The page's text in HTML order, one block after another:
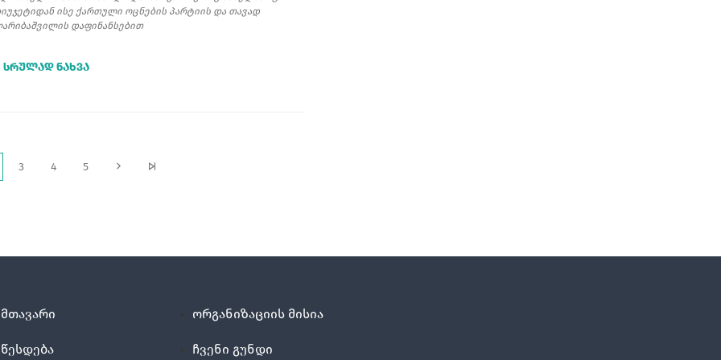
ისე ქართული ოცნების პარტიის და თავად
დაფინანსებით
ᲡᲠᲣᲚᲐᲓ ᲜᲐᲮᲕᲐ
3 4 5
მთავარი ორგანიზაციის მისია
წესდება ჩვენი გუნდი